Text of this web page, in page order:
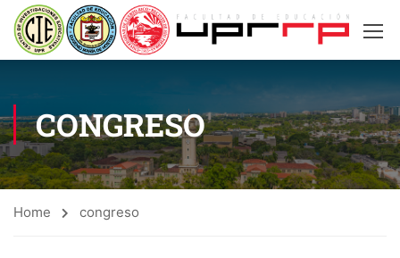
CONGRESO
Home congreso